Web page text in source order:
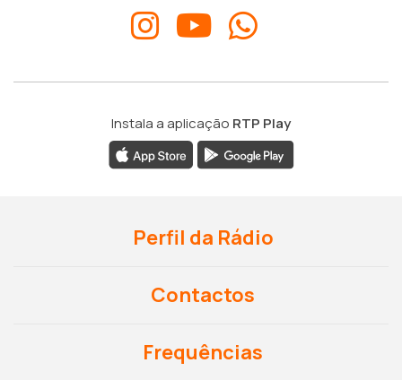
Instala a aplicação RTP Play
Perfil da Rádio
Contactos
Frequências